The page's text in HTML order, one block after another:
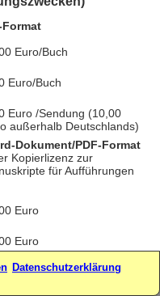
Euro/Buch
Euro/Buch
Euro /Sendung (10,00
außerhalb Deutschlands)
Dokument/PDF-Format
Kopierlizenz zur
für Aufführungen
Euro
Euro
Euro/Sendung (4,00 Euro
Datenschutzerklärung